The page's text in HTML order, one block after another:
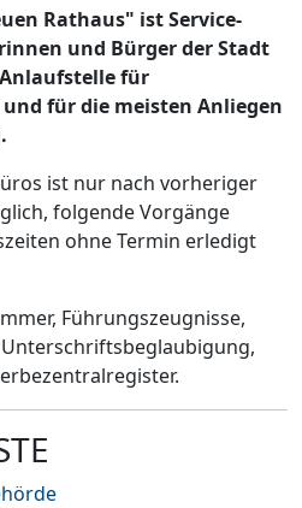
Rathaus" ist Service-
und Bürger der Stadt
für
für die meisten Anliegen
ist nur nach vorheriger
folgende Vorgänge
ohne Termin erledigt
Führungszeugnisse,